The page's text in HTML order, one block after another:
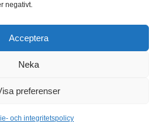
negativt.
Acceptera
Neka
preferenser
och integritetspolicy